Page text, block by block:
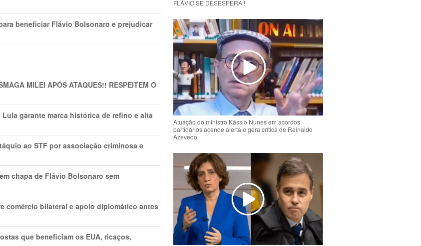
beneficiar Flávio Bolsonaro e prejudicar
MILEI APÓS ATAQUES!! RESPEITEM O
garante marca histórica de refino e alta
ao STF por associação criminosa e
chapa de Flávio Bolsonaro sem
comércio bilateral e apoio diplomático antes
que beneficiam os EUA, ricaços,
FLÁVIO SE DESESPERA!!
Atuação do ministro Kássio Nunes em acordos
partidários acende alerta e gera crítica de Reinaldo
Azevedo